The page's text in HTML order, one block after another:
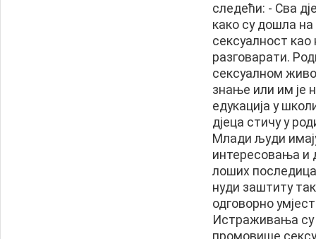
следећи: - Сва
како су дошла на
сексуалност
разговарати.
сексуалном
знање или им је
едукација у
дјеца стичу у
Млади људи
интересовања и
лоших
нуди заштиту
одговорно
Истраживања су
промовише